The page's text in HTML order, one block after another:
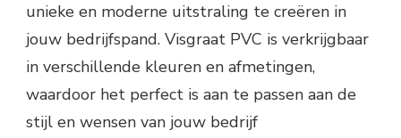
unieke en moderne uitstraling te creëren in
jouw bedrijfspand. Visgraat PVC is verkrijgbaar
in verschillende kleuren en afmetingen,
waardoor het perfect is aan te passen aan de
stijl en wensen van jouw bedrijf